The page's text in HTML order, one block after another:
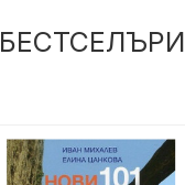
БЕСТСЕЛЪРИ